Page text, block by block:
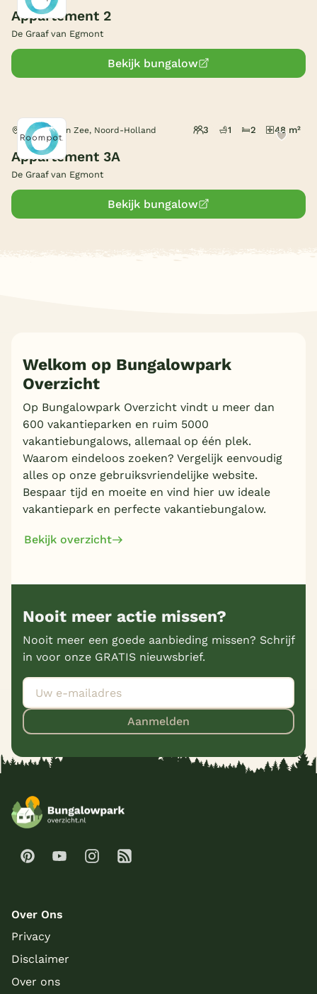
Appartement 2
De Graaf van Egmont
Bekijk bungalow
Egmond aan Zee, Noord-Holland 3 1 2 48 m²
Appartement 3A
De Graaf van Egmont
Bekijk bungalow
Welkom op Bungalowpark
Overzicht
Op Bungalowpark Overzicht vindt u meer dan
600 vakantieparken en ruim 5000
vakantiebungalows, allemaal op één plek.
Waarom eindeloos zoeken? Vergelijk eenvoudig
alles op onze gebruiksvriendelijke website.
Bespaar tijd en moeite en vind hier uw ideale
vakantiepark en perfecte vakantiebungalow.
Bekijk overzicht
Nooit meer actie missen?
Nooit meer een goede aanbieding missen? Schrijf
in voor onze GRATIS nieuwsbrief.
Aanmelden
Over Ons
Privacy
Disclaimer
Over ons